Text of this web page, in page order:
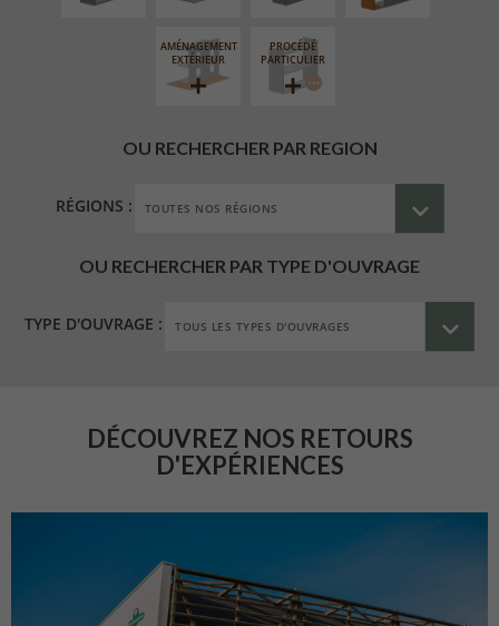
AMÉNAGEMENT
EXTÉRIEUR
PROCÉDÉ
PARTICULIER
OU RECHERCHER PAR REGION
RÉGIONS :
OU RECHERCHER PAR TYPE D'OUVRAGE
TYPE D'OUVRAGE :
DÉCOUVREZ NOS RETOURS
D'EXPÉRIENCES